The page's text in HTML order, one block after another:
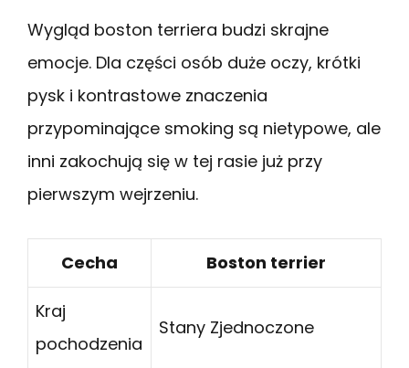
Wygląd boston terriera budzi skrajne
emocje. Dla części osób duże oczy, krótki
pysk i kontrastowe znaczenia
przypominające smoking są nietypowe, ale
inni zakochują się w tej rasie już przy
pierwszym wejrzeniu.
Cecha Boston terrier
Kraj
pochodzenia
Stany Zjednoczone